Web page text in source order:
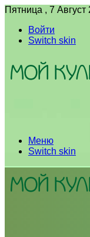
Пятница , 7 Август
Войти
Switch skin
Меню
Switch skin